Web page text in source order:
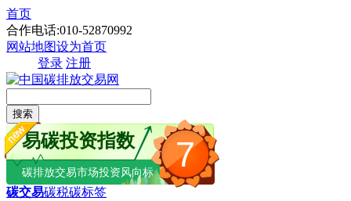
首页
合作电话:010-52870992
网站地图设为首页
登录 注册
搜索
7
易碳投资指数
碳排放交易市场投资风向标
碳交易碳税碳标签